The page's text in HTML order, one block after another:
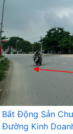
Bất Động Sản
Đường Kinh